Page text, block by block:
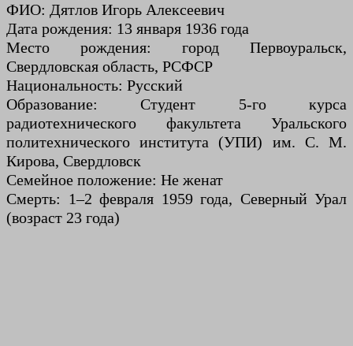
ФИО: Дятлов Игорь Алексеевич
Дата рождения: 13 января 1936 года
Место рождения: город Первоуральск,
Свердловская область, РСФСР
Национальность: Русский
Образование: Студент 5-го курса
радиотехнического факультета Уральского
политехнического института (УПИ) им. С. М.
Кирова, Свердловск
Семейное положение: Не женат
Смерть: 1–2 февраля 1959 года, Северный Урал
(возраст 23 года)